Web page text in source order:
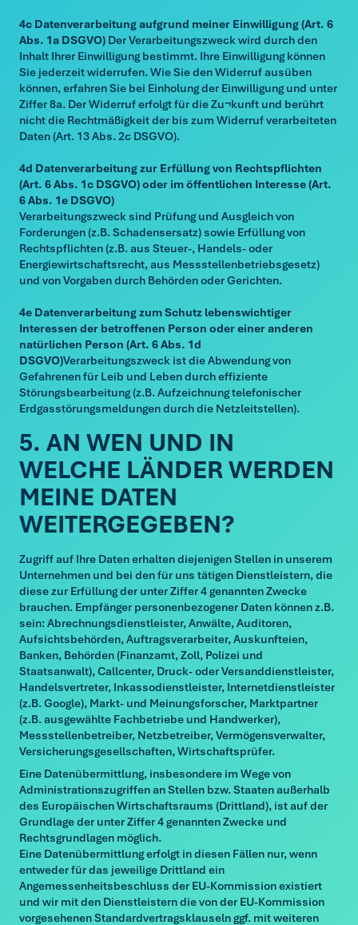
4c Datenverarbeitung aufgrund meiner Einwilligung (Art. 6
Abs. 1a DSGVO) Der Verarbeitungszweck wird durch den
Inhalt Ihrer Einwilligung bestimmt. Ihre Einwilligung können
Sie jederzeit widerrufen. Wie Sie den Widerruf ausüben
können, erfahren Sie bei Einholung der Einwilligung und unter
Ziffer 8a. Der Widerruf erfolgt für die Zu¬kunft und berührt
nicht die Rechtmäßigkeit der bis zum Widerruf verarbeiteten
Daten (Art. 13 Abs. 2c DSGVO).
4d Datenverarbeitung zur Erfüllung von Rechtspflichten
(Art. 6 Abs. 1c DSGVO) oder im öffentlichen Interesse (Art.
6 Abs. 1e DSGVO)
Verarbeitungszweck sind Prüfung und Ausgleich von
Forderungen (z.B. Schadensersatz) sowie Erfüllung von
Rechtspflichten (z.B. aus Steuer-, Handels- oder
Energiewirtschaftsrecht, aus Messstellenbetriebsgesetz)
und von Vorgaben durch Behörden oder Gerichten.
4e Datenverarbeitung zum Schutz lebenswichtiger
Interessen der betroffenen Person oder einer anderen
natürlichen Person (Art. 6 Abs. 1d
DSGVO)Verarbeitungszweck ist die Abwendung von
Gefahrenen für Leib und Leben durch effiziente
Störungsbearbeitung (z.B. Aufzeichnung telefonischer
Erdgasstörungsmeldungen durch die Netzleitstellen).
5. AN WEN UND IN
WELCHE LÄNDER WERDEN
MEINE DATEN
WEITERGEGEBEN?
Zugriff auf Ihre Daten erhalten diejenigen Stellen in unserem
Unternehmen und bei den für uns tätigen Dienstleistern, die
diese zur Erfüllung der unter Ziffer 4 genannten Zwecke
brauchen. Empfänger personenbezogener Daten können z.B.
sein: Abrechnungsdienstleister, Anwälte, Auditoren,
Aufsichtsbehörden, Auftragsverarbeiter, Auskunfteien,
Banken, Behörden (Finanzamt, Zoll, Polizei und
Staatsanwalt), Callcenter, Druck- oder Versanddienstleister,
Handelsvertreter, Inkassodienstleister, Internetdienstleister
(z.B. Google), Markt- und Meinungsforscher, Marktpartner
(z.B. ausgewählte Fachbetriebe und Handwerker),
Messstellenbetreiber, Netzbetreiber, Vermögensverwalter,
Versicherungsgesellschaften, Wirtschaftsprüfer.
Eine Datenübermittlung, insbesondere im Wege von
Administrationszugriffen an Stellen bzw. Staaten außerhalb
des Europäischen Wirtschaftsraums (Drittland), ist auf der
Grundlage der unter Ziffer 4 genannten Zwecke und
Rechtsgrundlagen möglich.
Eine Datenübermittlung erfolgt in diesen Fällen nur, wenn
entweder für das jeweilige Drittland ein
Angemessenheitsbeschluss der EU-Kommission existiert
und wir mit den Dienstleistern die von der EU-Kommission
vorgesehenen Standardvertragsklauseln ggf. mit weiteren